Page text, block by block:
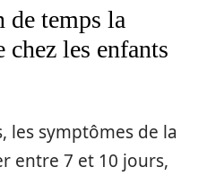
de temps la
les enfants
les symptômes de la
entre 7 et 10 jours,